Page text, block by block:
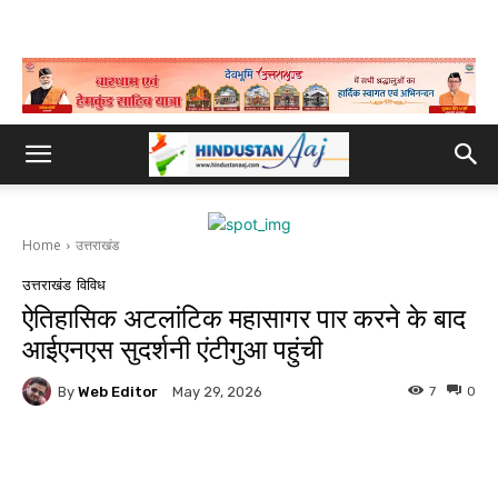
Home उत्तराखंड
उत्तराखंड विविध
ऐतिहासिक अटलांटिक महासागर पार करने के बाद
आईएनएस सुदर्शनी एंटीगुआ पहुंची
By Web Editor May 29, 2026 0
7